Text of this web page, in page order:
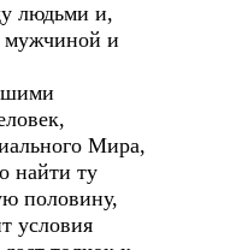
людьми и,
мужчиной и
Мира,
найти ту
половину,
условия